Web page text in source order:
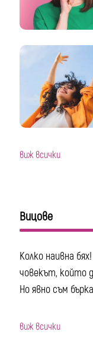
виж всички
Вицове
Колко наивна
човекът, който
Но явно съм
виж всички